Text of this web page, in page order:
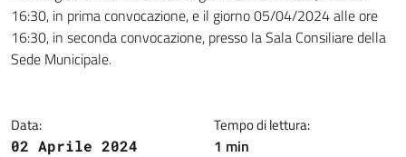
16:30, in prima convocazione, e il giorno 05/04/2024 alle ore
16:30, in seconda convocazione, presso la Sala Consiliare della
Sede Municipale.
Data:
02 Aprile 2024
Tempo di lettura:
1 min